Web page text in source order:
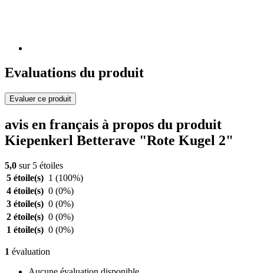
Evaluations du produit
Evaluer ce produit
avis en français à propos du produit
Kiepenkerl Betterave "Rote Kugel 2"
5,0 sur 5 étoiles
5 étoile(s) 1 (100%)
4 étoile(s) 0 (0%)
3 étoile(s) 0 (0%)
2 étoile(s) 0 (0%)
1 étoile(s) 0 (0%)
1 évaluation